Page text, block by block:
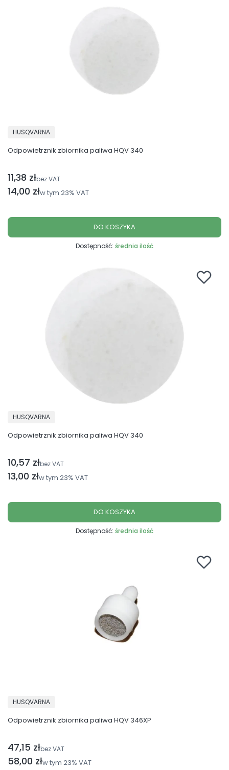
Odpowietrznik zbiornika paliwa HQV 340
PRODUCENT
HUSQVARNA
Cena brutto
14,00 złw tym 23% VAT
Cena netto
11,38 złbez VAT
DO KOSZYKA
Dostępność: średnia ilość
Odpowietrznik zbiornika paliwa HQV 340
PRODUCENT
HUSQVARNA
Cena brutto
13,00 złw tym 23% VAT
Cena netto
10,57 złbez VAT
DO KOSZYKA
Dostępność: średnia ilość
Odpowietrznik zbiornika paliwa HQV 346XP
PRODUCENT
HUSQVARNA
Cena brutto
58,00 złw tym 23% VAT
Cena netto
47,15 złbez VAT